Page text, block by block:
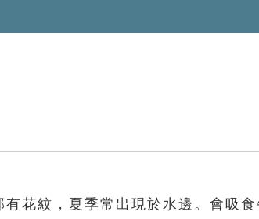
花紋，夏季常出現於水邊。會吸